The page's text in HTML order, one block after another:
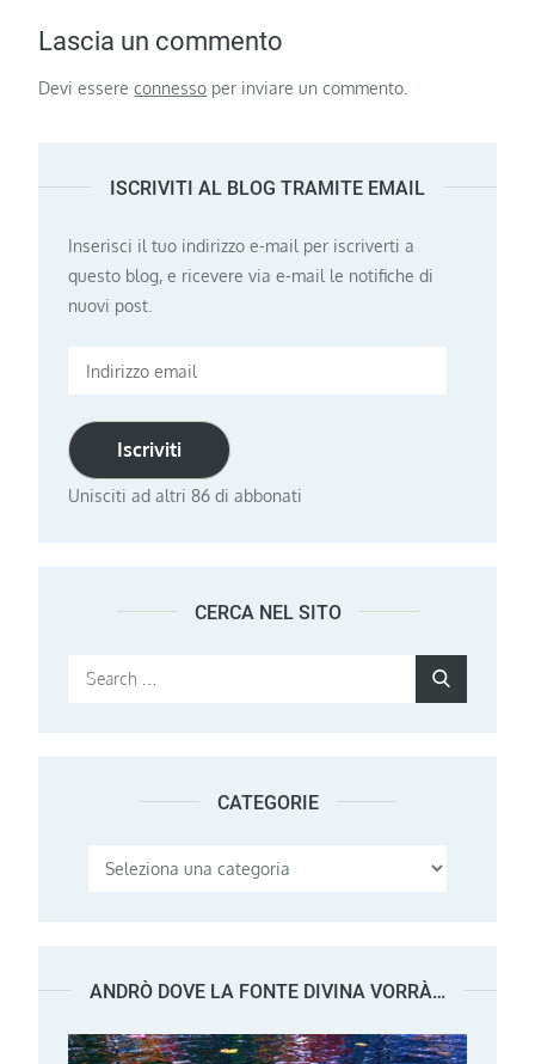
Lascia un commento
Devi essereconnesso per inviare un commento.
ISCRIVITI AL BLOG TRAMITE EMAIL
Inserisci il tuo indirizzo e-mail per iscriverti a
questo blog, e ricevere via e-mail le notifiche di
nuovi post.
Indirizzo
Iscriviti
Unisciti ad altri 86 di abbonati
CERCA NEL SITO
Search
CATEGORIE
Categorie
ANDRÒ DOVE LA FONTE DIVINA VORRÀ…